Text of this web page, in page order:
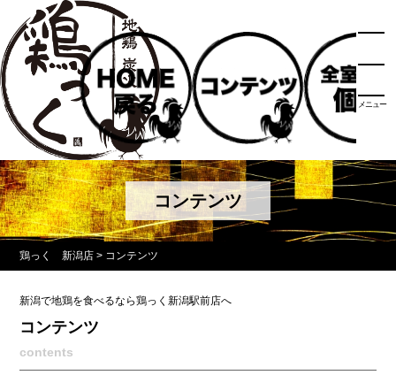
メニュー
コンテンツ
鶏っく 新潟店 > コンテンツ
新潟で地鶏を食べるなら鶏っく新潟駅前店へ
コンテンツ
contents